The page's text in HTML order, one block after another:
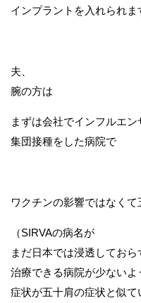
インプラントを入れられま
夫、
腕の方は
まずは会社でインフルエン
集団接種をした病院で
ワクチンの影響ではなくて
（SIRVAの病名が
まだ日本では浸透しておら
治療できる病院が少ないよ
症状が五十肩の症状と似て